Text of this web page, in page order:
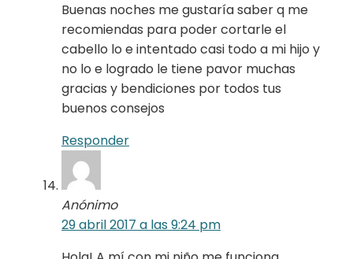
Buenas noches me gustaría saber q me
recomiendas para poder cortarle el
cabello lo e intentado casi todo a mi hijo y
no lo e logrado le tiene pavor muchas
gracias y bendiciones por todos tus
buenos consejos
Responder
Anónimo
29 abril 2017 a las 9:24 pm